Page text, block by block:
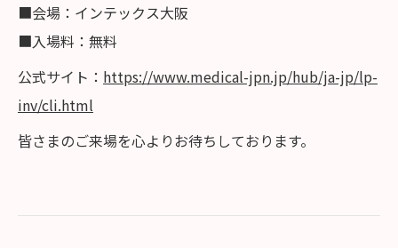
■会場：インテックス大阪
■入場料：無料
公式サイト： https://www.medical-jpn.jp/hub/ja-jp/lp-
inv/cli.html
皆さまのご来場を心よりお待ちしております。